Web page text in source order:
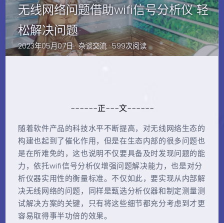
无线网络问题借助wifi信号分析仪 轻
松解决问题
2023年05月07日 ·杂谈交流· 599次阅读
------正---文------
随着软件产品的科技水平不断提高，对无线网络生态的
构建也起到了催化作用，但是在生态内部的很多问题也
是在所难免的，这也说明不仅要具备及时发现问题的能
力，依托wifi信号分析仪增强问题解决能力，也是对分
析仪器实用性的衡量标准。不仅如此，要实现从内部解
决无线网络的问题，同样是甄选分析仪器和制定测量测
试解决方案的关键，只有将这些细节都充分考虑到才更
容易取得事半功倍的效果。